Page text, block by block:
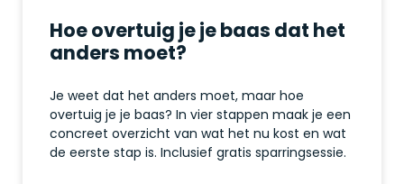
Hoe overtuig je je baas dat het
anders moet?
Je weet dat het anders moet, maar hoe
overtuig je je baas? In vier stappen maak je een
concreet overzicht van wat het nu kost en wat
de eerste stap is. Inclusief gratis sparringsessie.